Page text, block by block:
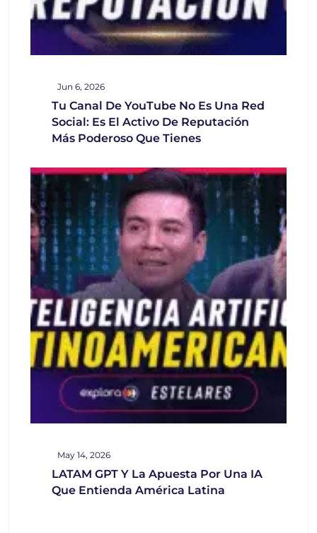
Jun 6, 2026
Tu Canal De YouTube No Es Una Red
Social: Es El Activo De Reputación
Más Poderoso Que Tienes
May 14, 2026
LATAM GPT Y La Apuesta Por Una IA
Que Entienda América Latina